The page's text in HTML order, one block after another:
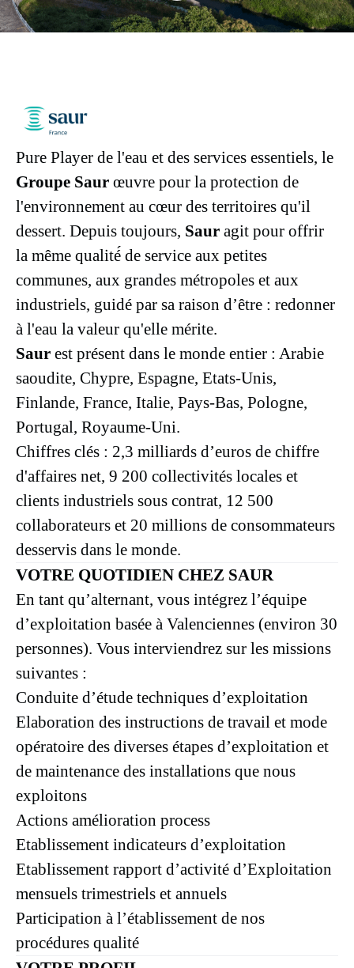
Pure Player de l'eau et des services essentiels, le
Groupe Saur œuvre pour la protection de
l'environnement au cœur des territoires qu'il
dessert. Depuis toujours, Saur agit pour offrir
la même qualité́ de service aux petites
communes, aux grandes métropoles et aux
industriels, guidé par sa raison d’être : redonner
à l'eau la valeur qu'elle mérite.
Saur est présent dans le monde entier : Arabie
saoudite, Chypre, Espagne, Etats-Unis,
Finlande, France, Italie, Pays-Bas, Pologne,
Portugal, Royaume-Uni.
Chiffres clés : 2,3 milliards d’euros de chiffre
d'affaires net, 9 200 collectivités locales et
clients industriels sous contrat, 12 500
collaborateurs et 20 millions de consommateurs
desservis dans le monde.
VOTRE QUOTIDIEN CHEZ SAUR
En tant qu’alternant, vous intégrez l’équipe
d’exploitation basée à Valenciennes (environ 30
personnes). Vous interviendrez sur les missions
suivantes :
Conduite d’étude techniques d’exploitation
Elaboration des instructions de travail et mode
opératoire des diverses étapes d’exploitation et
de maintenance des installations que nous
exploitons
Actions amélioration process
Etablissement indicateurs d’exploitation
Etablissement rapport d’activité d’Exploitation
mensuels trimestriels et annuels
Participation à l’établissement de nos
procédures qualité